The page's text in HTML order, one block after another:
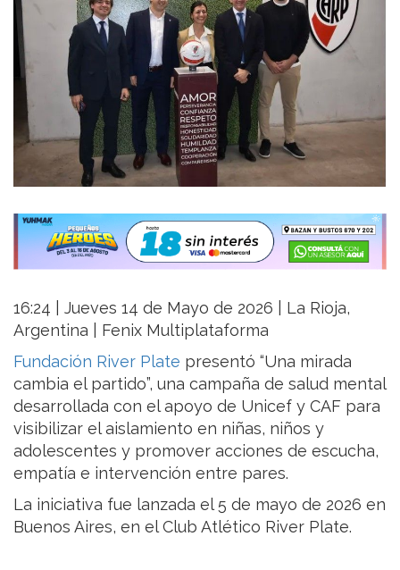
16:24 | Jueves 14 de Mayo de 2026 | La Rioja,
Argentina | Fenix Multiplataforma
Fundación River Plate presentó “Una mirada
cambia el partido”, una campaña de salud mental
desarrollada con el apoyo de Unicef y CAF para
visibilizar el aislamiento en niñas, niños y
adolescentes y promover acciones de escucha,
empatía e intervención entre pares.
La iniciativa fue lanzada el 5 de mayo de 2026 en
Buenos Aires, en el Club Atlético River Plate.